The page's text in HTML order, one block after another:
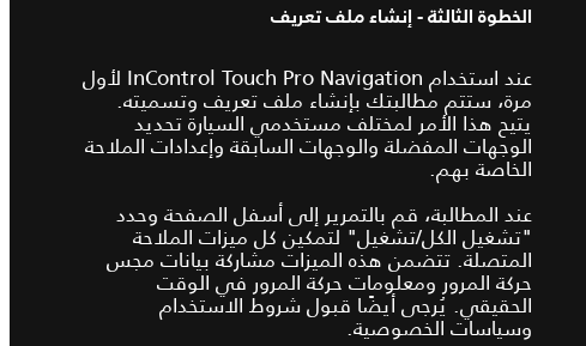
الخطوة الثالثة - إنشاء ملف تعريف
عند استخدام InControl Touch Pro Navigation لأول
مرة، ستتم مطالبتك بإنشاء ملف تعريف وتسميته.
يتيح هذا الأمر لمختلف مستخدمي السيارة تحديد
الوجهات المفضلة والوجهات السابقة وإعدادات الملاحة
الخاصة بهم.
عند المطالبة، قم بالتمرير إلى أسفل الصفحة وحدد
"تشغيل الكل/تشغيل" لتمكين كل ميزات الملاحة
المتصلة. تتضمن هذه الميزات مشاركة بيانات مجس
حركة المرور ومعلومات حركة المرور في الوقت
الحقيقي. يُرجى أيضًا قبول شروط الاستخدام
وسياسات الخصوصية.